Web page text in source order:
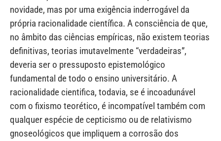
novidade, mas por uma exigência inderrogável da
própria racionalidade científica. A consciência de que,
no âmbito das ciências empíricas, não existem teorias
definitivas, teorias imutavelmente “verdadeiras”,
deveria ser o pressuposto epistemológico
fundamental de todo o ensino universitário. A
racionalidade cientifica, todavia, se é incoadunável
com o fixismo teorético, é incompatível também com
qualquer espécie de cepticismo ou de relativismo
gnoseológicos que impliquem a corrosão dos